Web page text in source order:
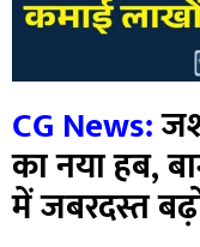
CG News:
का नया हब,
में जबरदस्त